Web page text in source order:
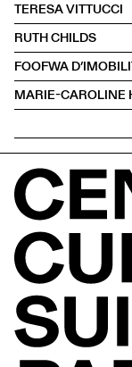
TERESA VITTUCCI
RUTH CHILDS
FOOFWA